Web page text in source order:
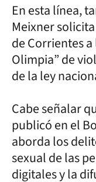
En esta línea,
Meixner
de Corrientes
Olimpia” de
de la ley
Cabe señalar
publicó en el
aborda los
sexual de las
digitales y la